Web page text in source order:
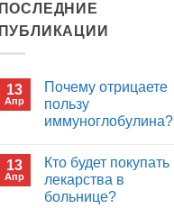
ПОСЛЕДНИЕ
ПУБЛИКАЦИИ
13
Апр
Почему отрицаете
пользу
иммуноглобулина?
записи
Почему
отрицаете
пользу
13
Апр
Кто будет покупать
лекарства в
больнице?